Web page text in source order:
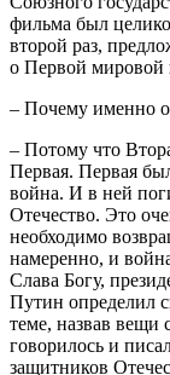
фильма был
второй раз,
о Первой мировой
– Почему именно
– Потому что
Первая. Первая
война. И в ней
Отечество. Это
необходимо
намеренно, и
Слава Богу,
Путин определил
теме, назвав
говорилось и
защитников